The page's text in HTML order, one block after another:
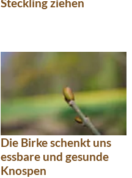
Steckling ziehen
Die Birke schenkt uns
essbare und gesunde
Knospen